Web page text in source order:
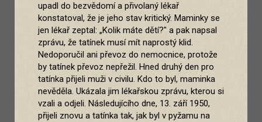
upadl do bezvědomí a přivolaný lékař
konstatoval, že je jeho stav kritický. Maminky se
jen lékař zeptal: „Kolik máte dětí?" a pak napsal
zprávu, že tatínek musí mít naprostý klid.
Nedoporučil ani převoz do nemocnice, protože
by tatínek převoz nepřežil. Hned druhý den pro
tatínka přijeli muži v civilu. Kdo to byl, maminka
nevěděla. Ukázala jim lékařskou zprávu, kterou si
vzali a odjeli. Následujícího dne, 13. září 1950,
přijeli znovu a tatínka tak, jak byl v pyžamu na